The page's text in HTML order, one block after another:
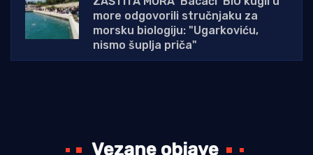
more odgovorili stručnjaku za
morsku biologiju: "Ugarkoviću,
nismo šuplja priča"
Vezane objave